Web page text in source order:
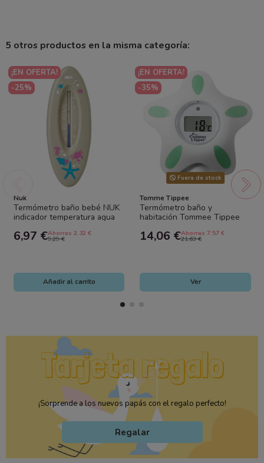
5 otros productos en la misma categoría:
¡EN OFERTA!
-25%
Nuk
Termómetro baño bebé NUK
indicador temperatura agua
6,97 €Ahorras 2.32 €
9,29 €
Añadir al carrito
¡EN OFERTA!
-35%
Fuera de stock
Tomme Tippee
Termómetro baño y
habitación Tommee Tippee
bebé
14,06 €Ahorras 7.57 €
21,63 €
Ver
¡Sorprende a los nuevos papás con el regalo perfecto!
Regalar